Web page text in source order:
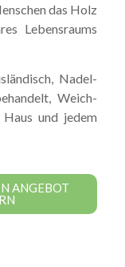
das Holz
Lebensraums
Nadel-
Weich-
und jedem
ANGEBOT